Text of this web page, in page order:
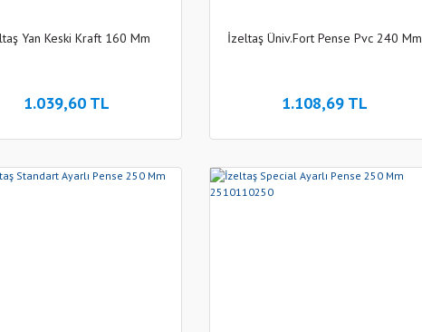
Yan Keski Kraft 160 Mm
1.039,60 TL
İzeltaş Üniv.Fort Pense Pvc 240 Mm
1.108,69 TL